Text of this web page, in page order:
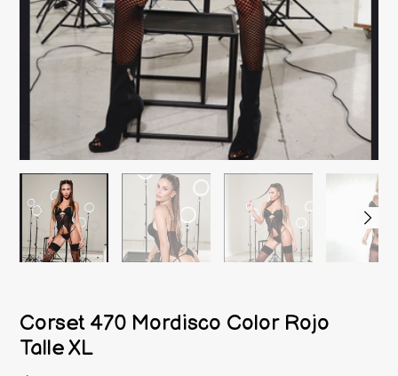
Corset 470 Mordisco Color Rojo
Talle XL